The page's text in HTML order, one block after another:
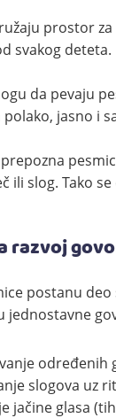
prostor
svakog deteta.
da pevaju
polako, jasno i
ili slog. Tako
razvoj
postanu
jednostavne
određenih
slogova uz
jačine glasa